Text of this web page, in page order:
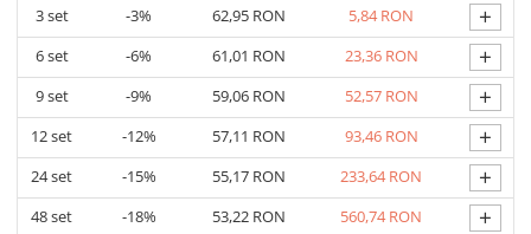
3set -3% 62,95 RON 5,84 RON +
6set -6% 61,01 RON 23,36 RON +
9set -9% 59,06 RON 52,57 RON +
12set -12% 57,11 RON 93,46 RON +
24set -15% 55,17 RON 233,64 RON +
48set -18% 53,22 RON 560,74 RON +